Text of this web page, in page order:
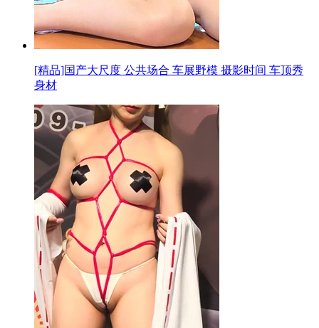
[精品]国产大尺度 公共场合 车展野模 摄影时间 车顶秀
身材